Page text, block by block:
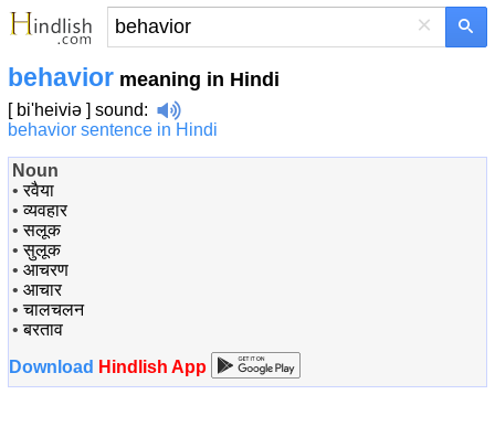
×
behavior meaning in Hindi
[ bi'heiviə ] sound:
behavior sentence in Hindi
Noun
•रवैया
•व्यवहार
•सलूक
•सुलूक
• आचरण
• आचार
•चालचलन
•बरताव
Download Hindlish App